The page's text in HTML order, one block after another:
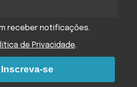
receber notificações.
de Privacidade.
Inscreva-se